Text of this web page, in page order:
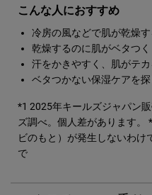
こんな人におすすめ
冷房の風などで肌が乾燥す
乾燥するのに肌がベタつく
汗をかきやすく、肌がテカ
ベタつかない保湿ケアを
*1 2025年キールズジャパン
ズ調べ。個人差があります。
ビのもと）が発生しないわけ
で